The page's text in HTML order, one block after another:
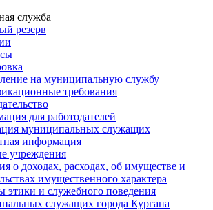
служба
резерв
на муниципальную службу
требования
для работодателей
муниципальных служащих
информация
учреждения
о доходах, расходах, об имуществе и
имущественного характера
этики и служебного поведения
служащих города Кургана